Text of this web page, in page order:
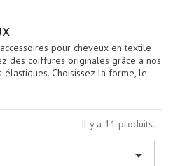
pour cheveux en textile
des coiffures originales grâce à nos
élastiques. Choisissez la forme, le
Il y a 11 produits.
